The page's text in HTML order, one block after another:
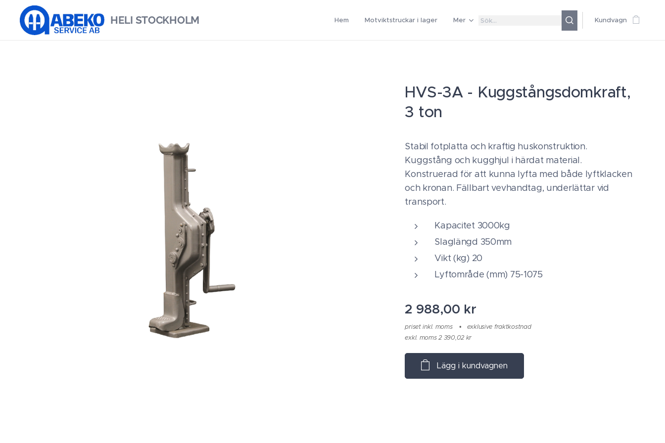
HELI STOCKHOLM Hem Motviktstruckar i lager Mer Kundvagn
HVS-3A - Kuggstångsdomkraft,
3 ton
Stabil fotplatta och kraftig huskonstruktion.
Kuggstång och kugghjul i härdat material.
Konstruerad för att kunna lyfta med både lyftklacken
och kronan. Fällbart vevhandtag, underlättar vid
transport.
Kapacitet 3000kg
Slaglängd 350mm
Vikt (kg) 20
Lyftområde (mm) 75-1075
2 988,00 kr
priset inkl. moms
exklusive fraktkostnad
exkl. moms 2 390,02 kr
Lägg i kundvagnen